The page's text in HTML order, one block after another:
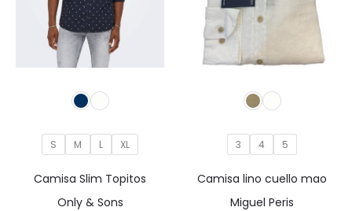
S M L XL
Camisa Slim Topitos
Only & Sons
3 4 5
Camisa lino cuello mao
Miguel Peris